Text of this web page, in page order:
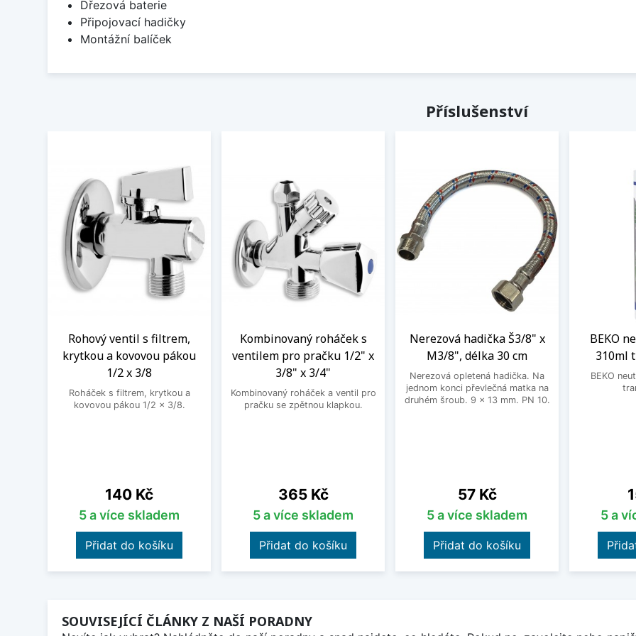
Dřezová baterie
Připojovací hadičky
Montážní balíček
Příslušenství
Rohový ventil s filtrem,
krytkou a kovovou pákou
1/2 x 3/8
Roháček s filtrem, krytkou a
kovovou pákou 1/2 x 3/8.
Cena
140 Kč
5 a více skladem
Přidat do košíku
Kombinovaný roháček s
ventilem pro pračku 1/2" x
3/8" x 3/4"
Kombinovaný roháček a ventil pro
pračku se zpětnou klapkou.
Cena
365 Kč
5 a více skladem
Přidat do košíku
Nerezová hadička Š3/8" x
M3/8", délka 30 cm
Nerezová opletená hadička. Na
jednom konci převlečná matka na
druhém šroub. 9 x 13 mm. PN 10.
Cena
57 Kč
5 a více skladem
Přidat do košíku
BEKO
310ml
BEKO
5 a
SOUVISEJÍCÍ ČLÁNKY Z NAŠÍ PORADNY